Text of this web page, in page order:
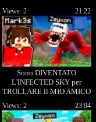
Sono DIVENTATO
L'INFECTED SKY per
TROLLARE il MIO AMICO
in MINECRAFT
21:22
Views: 2
23:04
Views: 2